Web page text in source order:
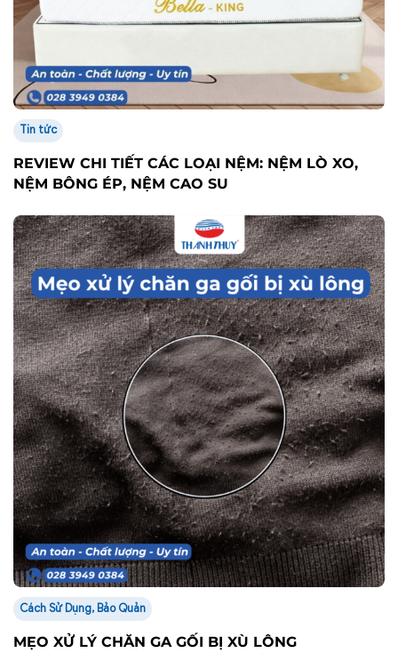
Tin tức
REVIEW CHI TIẾT CÁC LOẠI NỆM: NỆM LÒ XO,
NỆM BÔNG ÉP, NỆM CAO SU
Cách Sử Dụng, Bảo Quản
MẸO XỬ LÝ CHĂN GA GỐI BỊ XÙ LÔNG